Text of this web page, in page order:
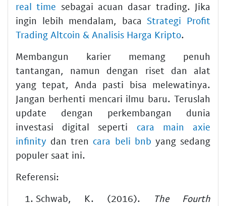
real time sebagai acuan dasar trading. Jika
ingin lebih mendalam, bacaStrategi Profit
Trading Altcoin & Analisis Harga Kripto.
Membangun karier memang penuh
tantangan, namun dengan riset dan alat
yang tepat, Anda pasti bisa melewatinya.
Jangan berhenti mencari ilmu baru. Teruslah
update dengan perkembangan dunia
investasi digital seperti cara main axie
infinity dan tren cara beli bnb yang sedang
populer saat ini.
Referensi:
Schwab, K. (2016).
The Fourth